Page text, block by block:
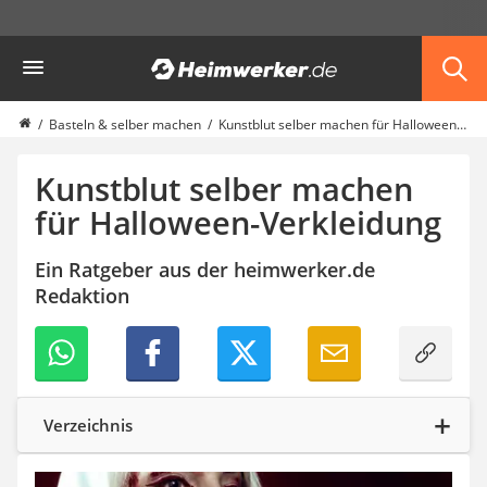
Haushalt & Freizeit
Diascanner
Walkie-Talkie Kinder
Gusseisen Bräter
Induktionskochfeld
Elektronische Dartscheibe
Wildkamera
Wischmopp
Beschriftungsgerät
Trinkflasche
Thermokanne
Elektrische Pfeffermühle
Waschsauger
Geflügelschere
Basteln & selber machen Kunstblut selber machen für Halloween-Verkleidung
Kunstblut selber machen
für Halloween-Verkleidung
Ein Ratgeber aus der heimwerker.de
Redaktion
Verzeichnis